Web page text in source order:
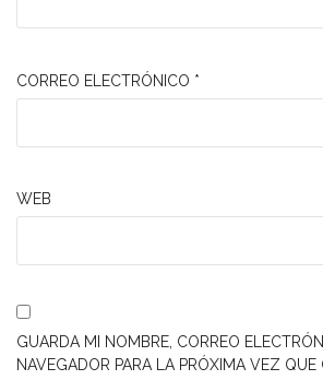
CORREO ELECTRÓNICO *
WEB
GUARDA MI NOMBRE, CORREO
NAVEGADOR PARA LA PRÓXIMA VEZ QUE